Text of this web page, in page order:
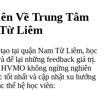
Về Trung Tâm
Liêm
tại quận Nam Từ Liêm, học
để lại những feedback giá trị.
không ngừng nghiên
tốt nhất và cập nhật xu hướng
thế hệ học viên: